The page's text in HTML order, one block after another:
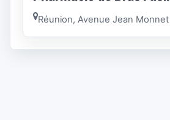
Réunion, Avenue Jean Monnet